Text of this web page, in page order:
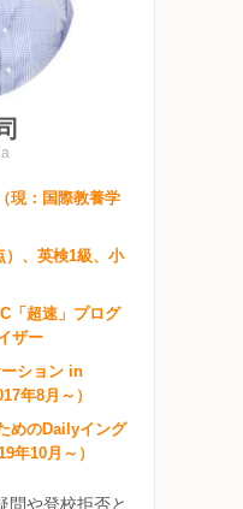
現：国際教養学
、英検1級、小
超速」プログ
ザー
ション in
年8月～）
めのDailyイング
年10月～）
問や登校拒否と